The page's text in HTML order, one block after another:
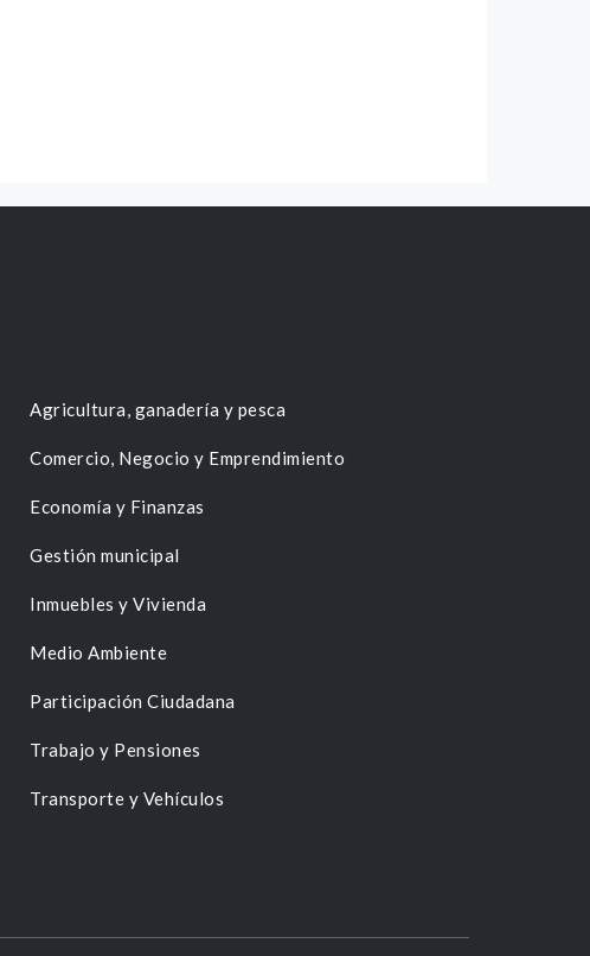
Agricultura, ganadería y pesca
Comercio, Negocio y Emprendimiento
Economía y Finanzas
Gestión municipal
Inmuebles y Vivienda
Medio Ambiente
Participación Ciudadana
Trabajo y Pensiones
Transporte y Vehículos